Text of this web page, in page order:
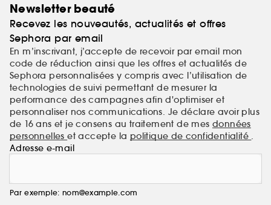
Newsletter beauté
Recevez les nouveautés, actualités et offres
Sephora par email
En m’inscrivant, j’accepte de recevoir par email mon
code de réduction ainsi que les offres et actualités de
Sephora personnalisées y compris avec l’utilisation de
technologies de suivi permettant de mesurer la
performance des campagnes afin d'optimiser et
personnaliser nos communications. Je déclare avoir plus
de 16 ans et je consens au traitement de mes données
personnelleset accepte la politique de confidentialité .
Adresse e-mail
Par exemple: nom@example.com